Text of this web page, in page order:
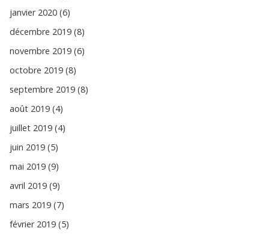
janvier 2020 (6)
décembre 2019 (8)
novembre 2019 (6)
octobre 2019 (8)
septembre 2019 (8)
août 2019 (4)
juillet 2019 (4)
juin 2019 (5)
mai 2019 (9)
avril 2019 (9)
mars 2019 (7)
février 2019 (5)